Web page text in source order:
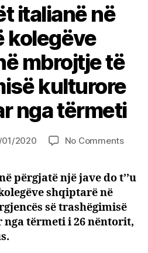
italianë në
kolegëve
mbrojtje të
kulturore
nga tërmeti
01/2020 No Commentson
në
të
përgjatë një jave do t’’u
shqiptarë në
së trashëgimisë
tërmeti i 26 nëntorit,